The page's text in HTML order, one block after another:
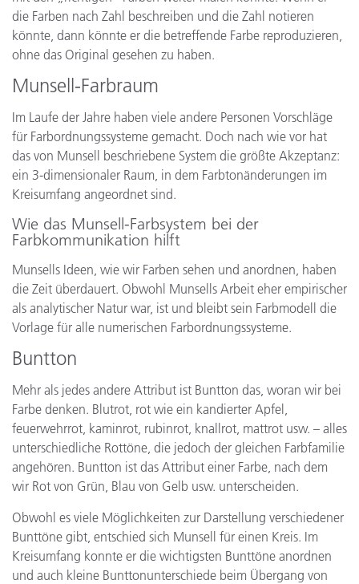
die Farben nach Zahl beschreiben und die Zahl notieren
könnte, dann könnte er die betreffende Farbe reproduzieren,
ohne das Original gesehen zu haben.
Munsell-Farbraum
Im Laufe der Jahre haben viele andere Personen Vorschläge
für Farbordnungssysteme gemacht. Doch nach wie vor hat
das von Munsell beschriebene System die größte Akzeptanz:
ein 3-dimensionaler Raum, in dem Farbtonänderungen im
Kreisumfang angeordnet sind.
Wie das Munsell-Farbsystem bei der
Farbkommunikation hilft
Munsells Ideen, wie wir Farben sehen und anordnen, haben
die Zeit überdauert. Obwohl Munsells Arbeit eher empirischer
als analytischer Natur war, ist und bleibt sein Farbmodell die
Vorlage für alle numerischen Farbordnungssysteme.
Buntton
Mehr als jedes andere Attribut ist Buntton das, woran wir bei
Farbe denken. Blutrot, rot wie ein kandierter Apfel,
feuerwehrrot, kaminrot, rubinrot, knallrot, mattrot usw. – alles
unterschiedliche Rottöne, die jedoch der gleichen Farbfamilie
angehören. Buntton ist das Attribut einer Farbe, nach dem
wir Rot von Grün, Blau von Gelb usw. unterscheiden.
Obwohl es viele Möglichkeiten zur Darstellung verschiedener
Bunttöne gibt, entschied sich Munsell für einen Kreis. Im
Kreisumfang konnte er die wichtigsten Bunttöne anordnen
und auch kleine Bunttonunterschiede beim Übergang von